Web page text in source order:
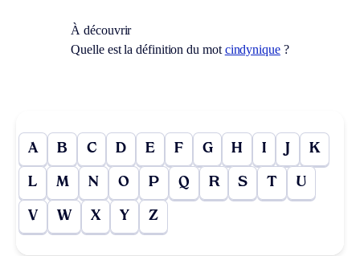
À découvrir
Quelle est la définition du mot cindynique?
A B C D E F G H I J K
L M N O P Q R S T U
V W X Y Z